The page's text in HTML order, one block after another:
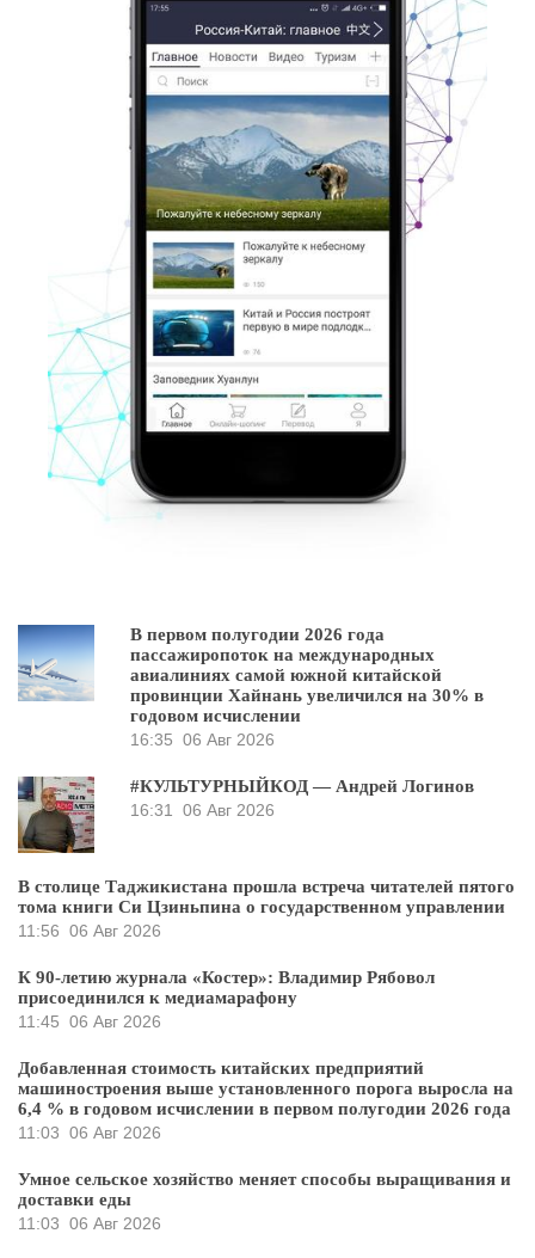
В первом полугодии 2026 года
пассажиропоток на международных
авиалиниях самой южной китайской
провинции Хайнань увеличился на 30% в
годовом исчислении
16:35 06 Авг 2026
#КУЛЬТУРНЫЙКОД — Андрей Логинов
16:31
06 Авг 2026
В столице Таджикистана прошла встреча читателей пятого
тома книги Си Цзиньпина о государственном управлении
11:56 06 Авг 2026
К 90-летию журнала «Костер»: Владимир Рябовол
присоединился к медиамарафону
11:45 06 Авг 2026
Добавленная стоимость китайских предприятий
машиностроения выше установленного порога выросла на
6,4 % в годовом исчислении в первом полугодии 2026 года
11:03 06 Авг 2026
Умное сельское хозяйство меняет способы выращивания и
доставки еды
11:03 06 Авг 2026